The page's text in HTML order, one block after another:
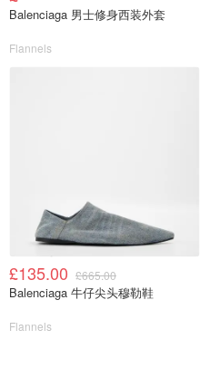
Balenciaga 男士修身西装外套
Flannels
£135.00 £665.00
Balenciaga 牛仔尖头穆勒鞋
Flannels